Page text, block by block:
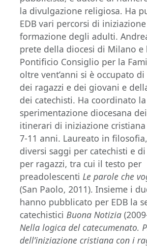
la divulgazione religiosa. Ha
EDB vari percorsi di
formazione degli adulti.
prete della diocesi di Milano e
Pontificio Consiglio per la
oltre vent’anni si è occupato
dei ragazzi e dei giovani e
dei catechisti. Ha coordinato la
sperimentazione diocesana
itinerari di iniziazione
7-11 anni. Laureato in
diversi saggi per catechisti e
per ragazzi, tra cui il testo per
preadolescenti Le parole che
(San Paolo, 2011). Insieme i
hanno pubblicato per EDB la
catechistici Buona Notizia
Nella logica del catecumenato.
dell’iniziazione cristiana con i